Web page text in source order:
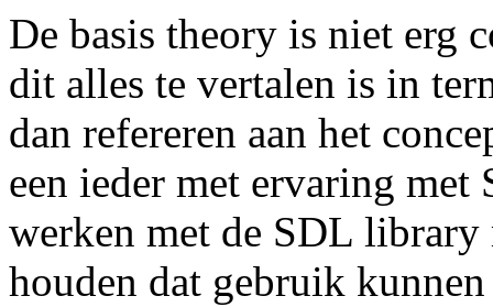
De basis theory is niet erg
dit alles te vertalen is in
dan refereren aan het
een ieder met ervaring
werken met de SDL
houden dat gebruik